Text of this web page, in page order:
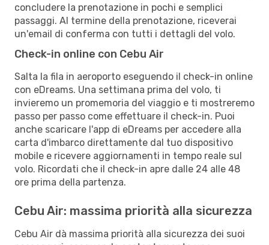
concludere la prenotazione in pochi e semplici
passaggi. Al termine della prenotazione, riceverai
un'email di conferma con tutti i dettagli del volo.
Check-in online con Cebu Air
Salta la fila in aeroporto eseguendo il check-in online
con eDreams. Una settimana prima del volo, ti
invieremo un promemoria del viaggio e ti mostreremo
passo per passo come effettuare il check-in. Puoi
anche scaricare l'app di eDreams per accedere alla
carta d'imbarco direttamente dal tuo dispositivo
mobile e ricevere aggiornamenti in tempo reale sul
volo. Ricordati che il check-in apre dalle 24 alle 48
ore prima della partenza.
Cebu Air: massima priorità alla sicurezza
Cebu Air dà massima priorità alla sicurezza dei suoi